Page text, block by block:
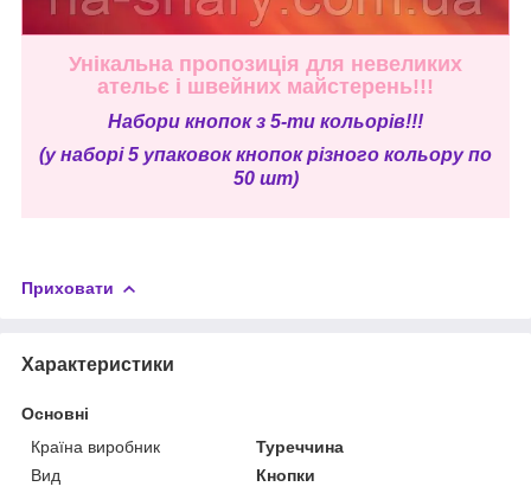
Унікальна пропозиція для невеликих
ательє і швейних майстерень!!!
Набори кнопок з 5-ти кольорів!!!
(у наборі 5 упаковок кнопок різного кольору по
50 шт)
Приховати
Характеристики
Основні
Країна виробник
Туреччина
Вид
Кнопки